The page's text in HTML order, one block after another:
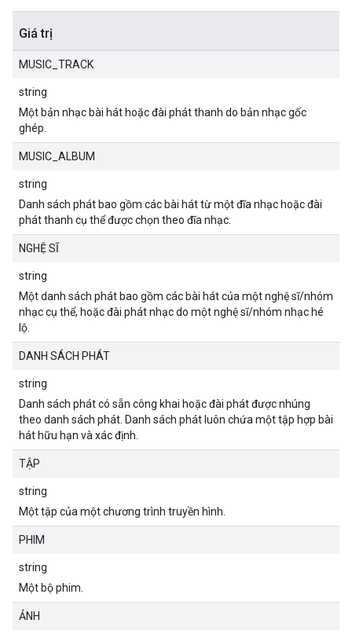
Giá trị
MUSIC_TRACK
string
Một bản nhạc bài hát hoặc đài phát thanh do bản nhạc gốc
ghép.
MUSIC_ALBUM
string
Danh sách phát bao gồm các bài hát từ một đĩa nhạc hoặc đài
phát thanh cụ thể được chọn theo đĩa nhạc.
NGHỆ SĨ
string
Một danh sách phát bao gồm các bài hát của một nghệ sĩ/nhóm
nhạc cụ thể, hoặc đài phát nhạc do một nghệ sĩ/nhóm nhạc hé
lộ.
DANH SÁCH PHÁT
string
Danh sách phát có sẵn công khai hoặc đài phát được nhúng
theo danh sách phát. Danh sách phát luôn chứa một tập hợp bài
hát hữu hạn và xác định.
TẬP
string
Một tập của một chương trình truyền hình.
PHIM
string
Một bộ phim.
ẢNH